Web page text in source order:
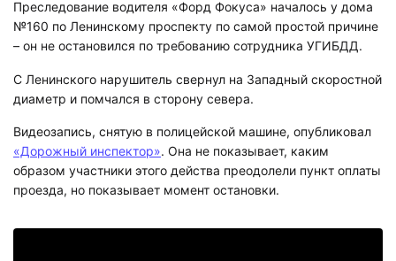
Преследование водителя «Форд Фокуса» началось у дома
№160 по Ленинскому проспекту по самой простой причине
– он не остановился по требованию сотрудника УГИБДД.
С Ленинского нарушитель свернул на Западный скоростной
диаметр и помчался в сторону севера.
Видеозапись, снятую в полицейской машине, опубликовал
«Дорожный инспектор». Она не показывает, каким
образом участники этого действа преодолели пункт оплаты
проезда, но показывает момент остановки.